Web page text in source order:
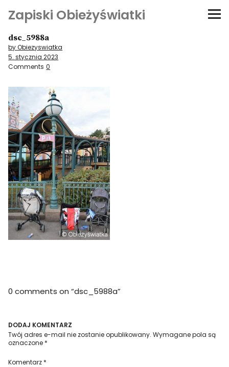
Zapiski Obieżyświatki
Podróże
Kultura i sztuka
Kątem oka
O-fiszki
Niezwyczajne ściany
Dom na kółkach
dsc_5988a
by Obiezyswiatka
5. stycznia 2023
Comments 0
0 comments on “dsc_5988a”
DODAJ KOMENTARZ
Twój adres e-mail nie zostanie opublikowany. Wymagane pola są
oznaczone *
Komentarz *